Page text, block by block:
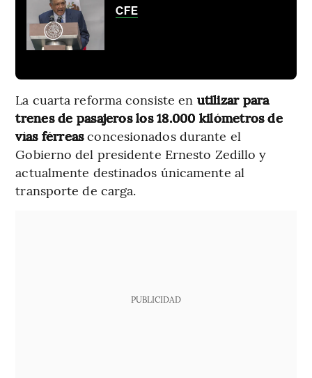
CFE
La cuarta reforma consiste en utilizar para
trenes de pasajeros los 18.000 kilómetros de
vías férreasconcesionados durante el
Gobierno del presidente Ernesto Zedillo y
actualmente destinados únicamente al
transporte de carga.
PUBLICIDAD